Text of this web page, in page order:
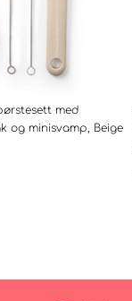
med
og minisvamp, Beige